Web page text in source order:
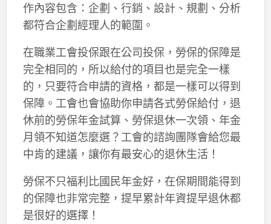
作內容包含：企劃、行銷、設計、規劃、分析
都符合企劃經理人的範圍。
在職業工會投保跟在公司投保，勞保的保障是
完全相同的，所以給付的項目也是完全一樣
的，只要符合申請的資格，都是一樣可以得到
保障。工會也會協助你申請各式勞保給付，退
休前的勞保年金試算、勞保退休一次領、年金
月領不知道怎麼選？工會的諮詢團隊會給您最
中肯的建議，讓你有最安心的退休生活！
勞保不只福利比國民年金好，在保期間能得到
的保障也非常完整，提早累計年資提早退休都
是很好的選擇！